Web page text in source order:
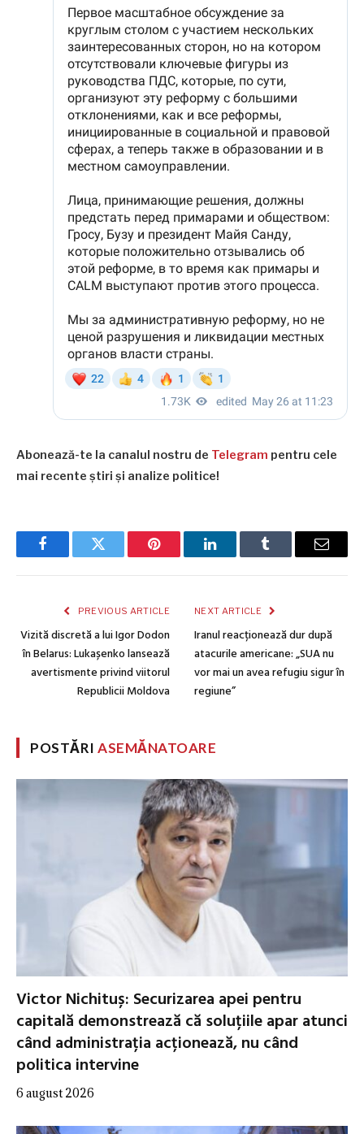
Abonează-te la canalul nostru de Telegram pentru cele
mai recente știri și analize politice!
FacebookTwitter Pinterest LinkedInTumblr Email
PREVIOUS ARTICLE
Vizită discretă a lui Igor Dodon
în Belarus: Lukașenko lansează
avertismente privind viitorul
Republicii Moldova
NEXT ARTICLE
Iranul reacționează dur după
atacurile americane: „SUA nu
vor mai un avea refugiu sigur în
regiune”
POSTĂRIASEMĂNATOARE
Victor Nichituș: Securizarea apei pentru
capitală demonstrează că soluțiile apar atunci
când administrația acționează, nu când
politica intervine
6 august 2026